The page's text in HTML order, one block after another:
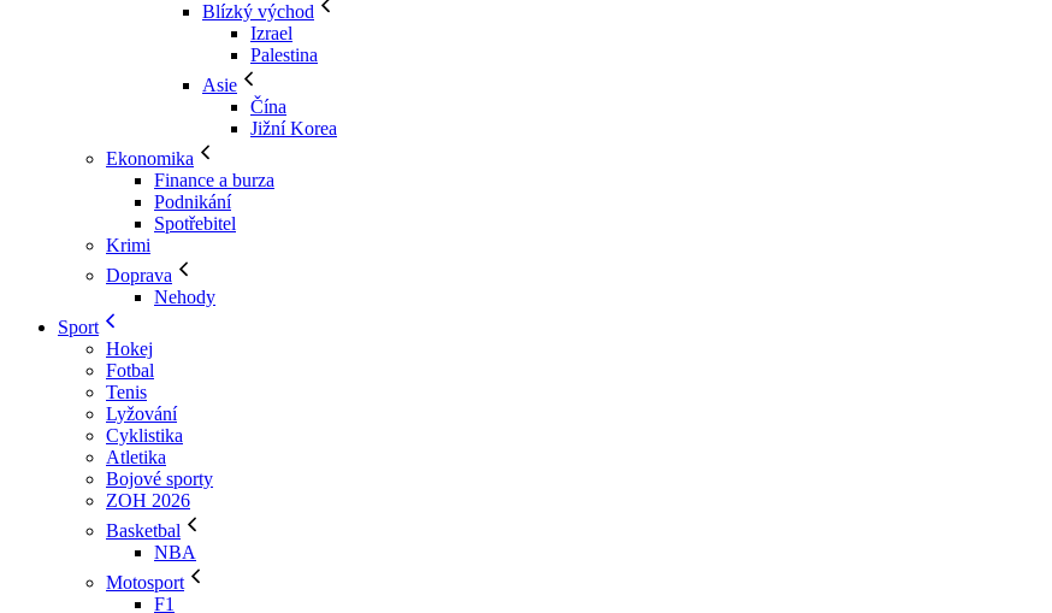
Blízký východ
Izrael
Palestina
Asie
Čína
Jižní Korea
Ekonomika
Finance a burza
Podnikání
Spotřebitel
Krimi
Doprava
Nehody
Sport
Hokej
Fotbal
Tenis
Lyžování
Cyklistika
Atletika
Bojové sporty
ZOH 2026
Basketbal
NBA
Motosport
F1